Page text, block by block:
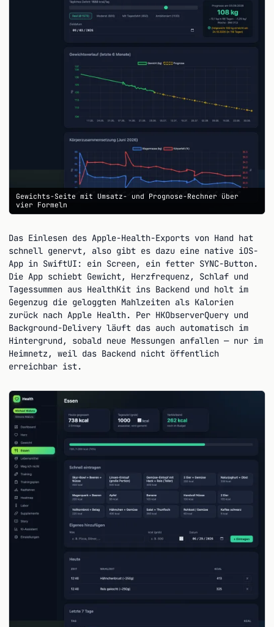
Gewichts-Seite mit Umsatz- und Prognose-Rechner über
vier Formeln
Das Einlesen des Apple-Health-Exports von Hand hat
schnell genervt, also gibt es dazu eine native iOS-
App in SwiftUI: ein Screen, ein fetter SYNC-Button.
Die App schiebt Gewicht, Herzfrequenz, Schlaf und
Tagessummen aus HealthKit ins Backend und holt im
Gegenzug die geloggten Mahlzeiten als Kalorien
zurück nach Apple Health. Per HKObserverQuery und
Background-Delivery läuft das auch automatisch im
Hintergrund, sobald neue Messungen anfallen — nur im
Heimnetz, weil das Backend nicht öffentlich
erreichbar ist.